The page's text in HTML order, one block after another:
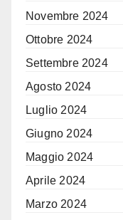
Novembre 2024
Ottobre 2024
Settembre 2024
Agosto 2024
Luglio 2024
Giugno 2024
Maggio 2024
Aprile 2024
Marzo 2024